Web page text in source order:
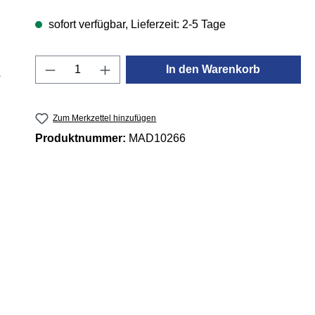
sofort verfügbar, Lieferzeit: 2-5 Tage
Produkt Anzahl: Gib den
In den Warenkorb
Zum Merkzettel hinzufügen
Produktnummer: MAD10266